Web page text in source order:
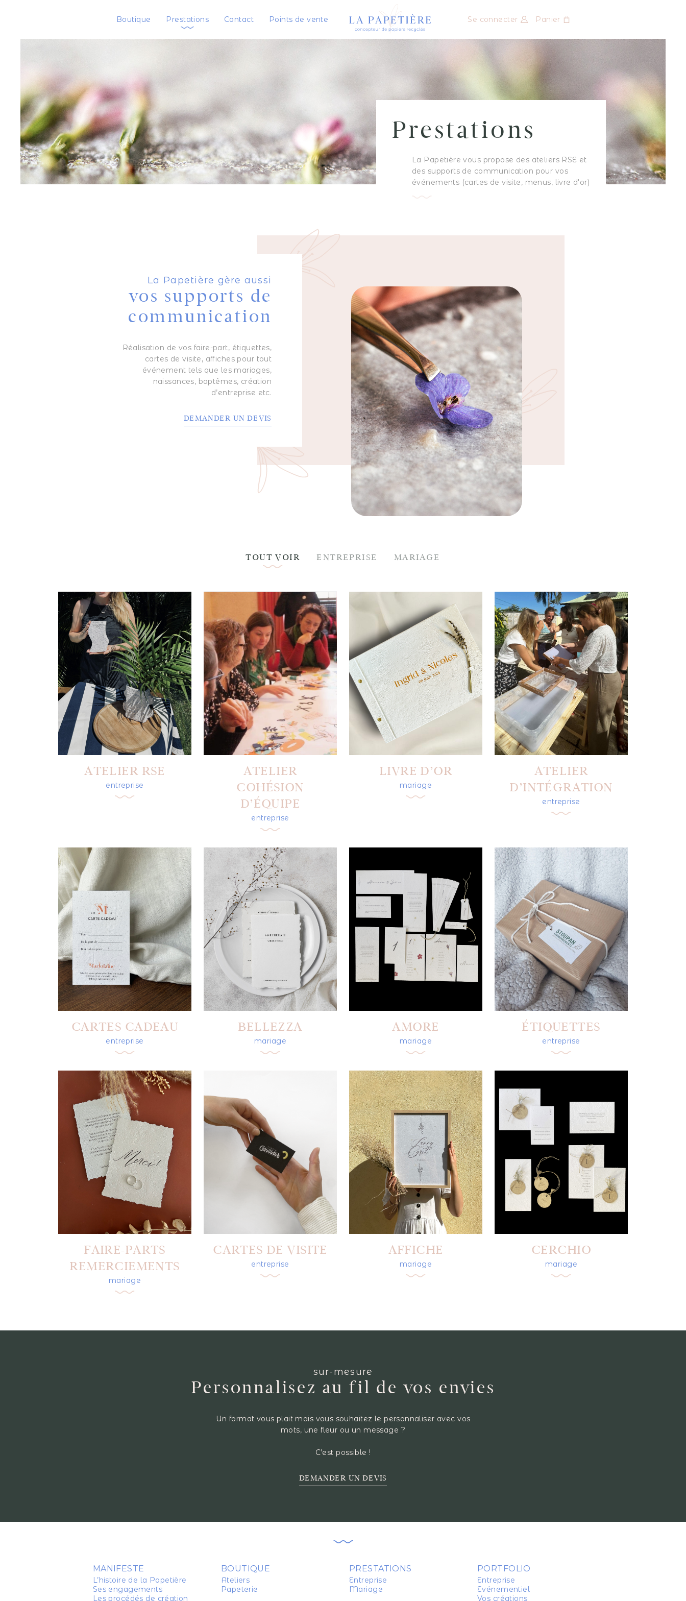
Boutique Prestations Contact Points de vente Se connecter Panier
Prestations
La Papetière vous propose des ateliers RSE et
des supports de communication pour vos
événements (cartes de visite, menus, livre d'or)
La Papetière gère aussi
vos supports de
communication
Réalisation de vos faire-part, étiquettes,
cartes de visite, affiches pour tout
événement tels que les mariages,
naissances, baptêmes, création
d’entreprise etc.
DEMANDER UN DEVIS
TOUT VOIR ENTREPRISE MARIAGE
ATELIER RSE
entreprise
ATELIER
COHÉSION
D’ÉQUIPE
entreprise
LIVRE D’OR
mariage
ATELIER
D’INTÉGRATION
entreprise
CARTES CADEAU
entreprise
BELLEZZA
mariage
AMORE
mariage
ÉTIQUETTES
entreprise
FAIRE-PARTS
REMERCIEMENTS
mariage
CARTES DE VISITE
entreprise
AFFICHE
mariage
CERCHIO
mariage
sur-mesure
Personnalisez au fil de vos envies
Un format vous plait mais vous souhaitez le personnaliser avec vos
mots, une fleur ou un message ?
C’est possible !
DEMANDER UN DEVIS
MANIFESTE
L’histoire de la Papetière
Ses engagements
Les procédés de création
BOUTIQUE
Ateliers
Papeterie
PRESTATIONS
Entreprise
Mariage
PORTFOLIO
Entreprise
Evénementiel
Vos créations